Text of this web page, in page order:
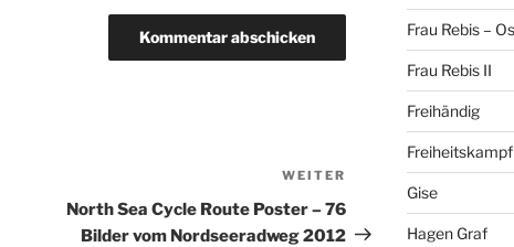
Nächster
Beitrag
WEITER
North Sea Cycle Route Poster – 76
Bilder vom Nordseeradweg 2012
Frau Rebis –
Frau Rebis II
Freihändig
Freiheitskampf
Gise
Hagen Graf